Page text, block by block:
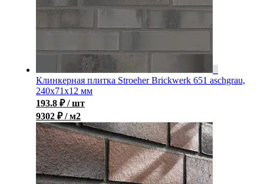
Клинкерная плитка Stroeher Brickwerk 651 aschgrau,
240x71x12 мм
193.8 ₽ / шт
9302 ₽ / м2